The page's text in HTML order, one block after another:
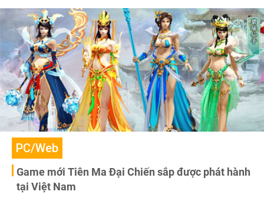
PC/Web
Game mới Tiên Ma Đại Chiến sắp được phát hành
tại Việt Nam